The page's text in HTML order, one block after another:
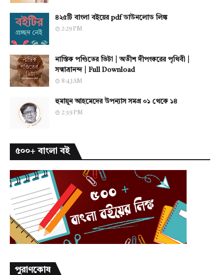
৪২৫টি বাংলা বইয়ের pdf ডাউনলোড লিঙ্ক
2:29 PM
নাস্তিক পণ্ডিতের ভিটা | অতীশ দীপংকরের পৃথিবী |
সন্মাত্রানন্দ | Full Download
8:43 AM
হুমায়ূন আহমেদের উপন্যাস সমগ্র ০১ থেকে ১৪
2:59 PM
৫০০+ বাংলা বই
পুরাণকোষ